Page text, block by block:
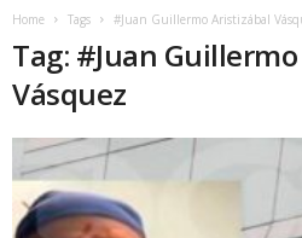
Home Tags #Juan Guillermo Aristizábal
Tag: #Juan
Vásquez